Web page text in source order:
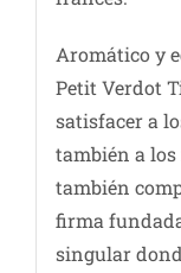
Aromático y
Petit Verdot
satisfacer a
también a los
también
firma
singular